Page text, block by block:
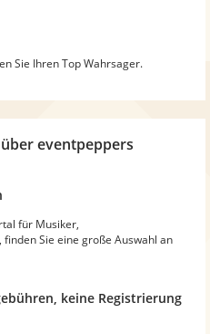
Sie Ihren Top Wahrsager.
über eventpeppers
für Musiker,
Sie eine große Auswahl an
keine Registrierung